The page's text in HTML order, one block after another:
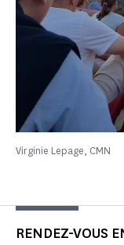
Virginie Lepage, CMN
RENDEZ-VOUS